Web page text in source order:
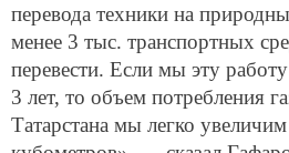
перевода техники на
менее 3 тыс. транспортных
перевести. Если мы эту
3 лет, то объем потребления
Татарстана мы легко